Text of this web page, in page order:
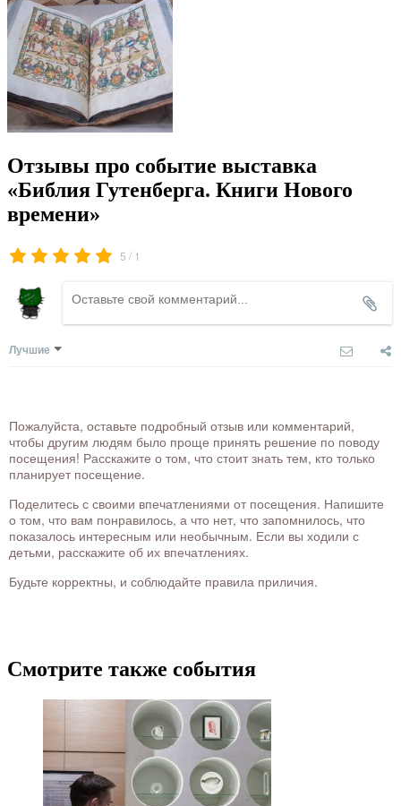
Отзывы про событие выставка
«Библия Гутенберга. Книги Нового
времени»
5 / 1
Лучшие
Пожалуйста, оставьте подробный отзыв или комментарий,
чтобы другим людям было проще принять решение по поводу
посещения! Расскажите о том, что стоит знать тем, кто только
планирует посещение.
Поделитесь с своими впечатлениями от посещения. Напишите
о том, что вам понравилось, а что нет, что запомнилось, что
показалось интересным или необычным. Если вы ходили с
детьми, расскажите об их впечатлениях.
Будьте корректны, и соблюдайте правила приличия.
Смотрите также события